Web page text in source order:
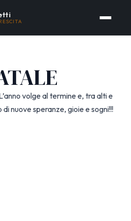
volge al termine e, tra alti e
nuove speranze, gioie e sogni!!!